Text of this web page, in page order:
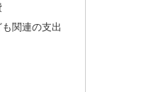
関連の支出